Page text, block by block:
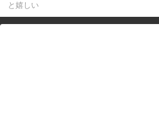
と嬉しい